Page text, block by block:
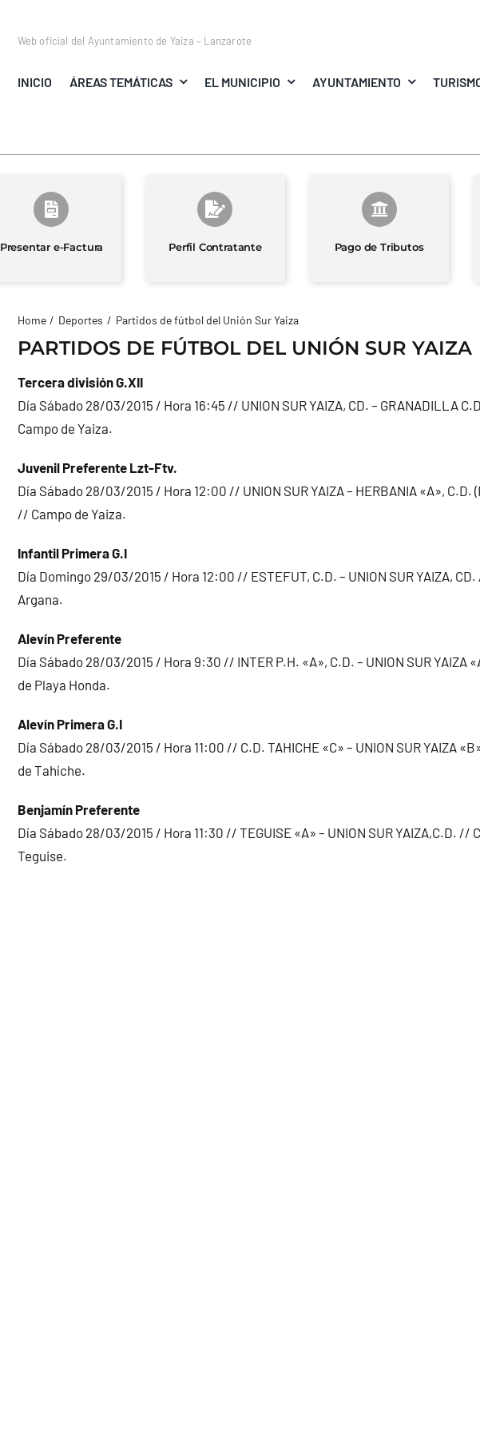
Web oficial del Ayuntamiento de Yaiza – Lanzarote
INICIO ÁREAS TEMÁTICAS EL MUNICIPIO AYUNTAMIENTO
Presentar e-Factura Perfil Contratante Pago de Tributos
Home Deportes Partidos de fútbol del Unión Sur Yaiza
PARTIDOS DE FÚTBOL DEL UNIÓN SUR YAIZA
Tercera división G.XII
Día Sábado 28/03/2015 / Hora 16:45 // UNION SUR YAIZA, CD. – GRANADILLA
Campo de Yaiza.
Juvenil Preferente Lzt-Ftv.
Día Sábado 28/03/2015 / Hora 12:00 // UNION SUR YAIZA – HERBANIA «A»,
// Campo de Yaiza.
Infantil Primera G.I
Día Domingo 29/03/2015 / Hora 12:00 // ESTEFUT, C.D. – UNION SUR YAIZA,
Argana.
Alevín Preferente
Día Sábado 28/03/2015 / Hora 9:30 // INTER P.H. «A», C.D. – UNION SUR YAIZA
de Playa Honda.
Alevín Primera G.I
Día Sábado 28/03/2015 / Hora 11:00 // C.D. TAHICHE «C» – UNION SUR YAIZA
de Tahíche.
Benjamín Preferente
Día Sábado 28/03/2015 / Hora 11:30 // TEGUISE «A» – UNION SUR YAIZA,C.D. //
Teguise.